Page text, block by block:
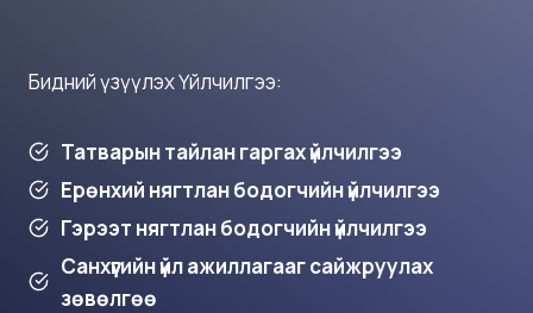
Бидний үзүүлэх Үйлчилгээ:
Татварын тайлан гаргах үйлчилгээ
Ерөнхий нягтлан бодогчийн үйлчилгээ
Гэрээт нягтлан бодогчийн үйлчилгээ
Санхүүгийн үйл ажиллагааг сайжруулах
зөвөлгөө